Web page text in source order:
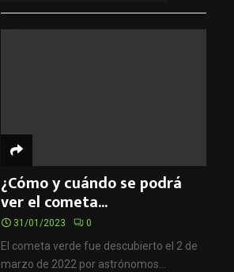
¿Cómo y cuándo se podrá
ver el cometa...
31/01/2023 0
El cometa verde fue descubierto el 2 de
marzo de 2022 por astrónomos...